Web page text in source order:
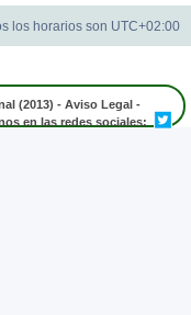
los horarios son UTC+02:00
(2013) - Aviso Legal -
en las redes sociales: